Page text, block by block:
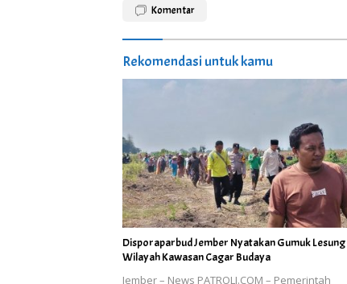
Komentar
Rekomendasi untuk kamu
Disporaparbud Jember Nyatakan Gumuk Lesung
Wilayah Kawasan Cagar Budaya
Jember – News PATROLI.COM – Pemerintah